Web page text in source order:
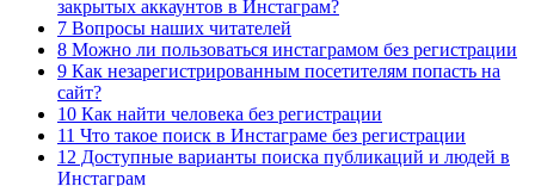
закрытых аккаунтов в Инстаграм?
7 Вопросы наших читателей
8 Можно ли пользоваться инстаграмом без регистрации
9 Как незарегистрированным посетителям попасть на
сайт?
10 Как найти человека без регистрации
11 Что такое поиск в Инстаграме без регистрации
12 Доступные варианты поиска публикаций и людей в
Инстаграм